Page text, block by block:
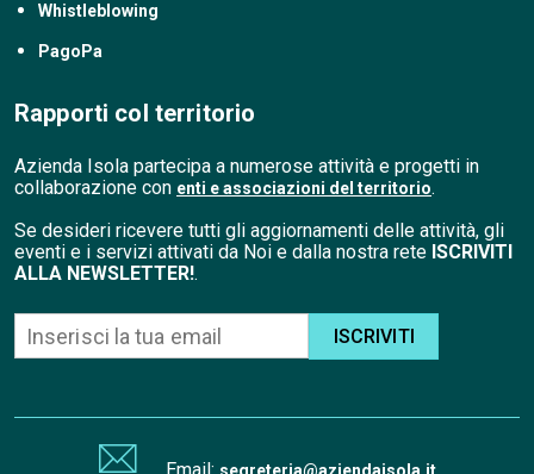
Whistleblowing
PagoPa
Rapporti col territorio
Azienda Isola partecipa a numerose attività e progetti in
collaborazione con enti e associazioni del territorio.
Se desideri ricevere tutti gli aggiornamenti delle attività, gli
eventi e i servizi attivati da Noi e dalla nostra rete ISCRIVITI
ALLA NEWSLETTER!.
ISCRIVITI